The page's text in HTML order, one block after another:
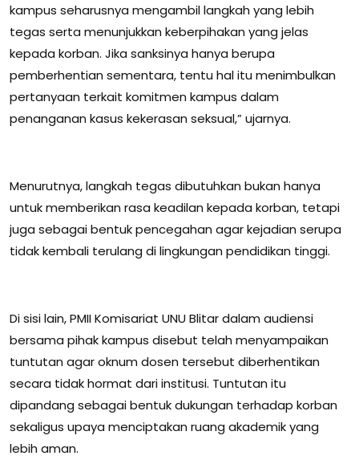
kampus seharusnya mengambil langkah yang lebih
tegas serta menunjukkan keberpihakan yang jelas
kepada korban. Jika sanksinya hanya berupa
pemberhentian sementara, tentu hal itu menimbulkan
pertanyaan terkait komitmen kampus dalam
penanganan kasus kekerasan seksual,” ujarnya.
Menurutnya, langkah tegas dibutuhkan bukan hanya
untuk memberikan rasa keadilan kepada korban, tetapi
juga sebagai bentuk pencegahan agar kejadian serupa
tidak kembali terulang di lingkungan pendidikan tinggi.
Di sisi lain, PMII Komisariat UNU Blitar dalam audiensi
bersama pihak kampus disebut telah menyampaikan
tuntutan agar oknum dosen tersebut diberhentikan
secara tidak hormat dari institusi. Tuntutan itu
dipandang sebagai bentuk dukungan terhadap korban
sekaligus upaya menciptakan ruang akademik yang
lebih aman.